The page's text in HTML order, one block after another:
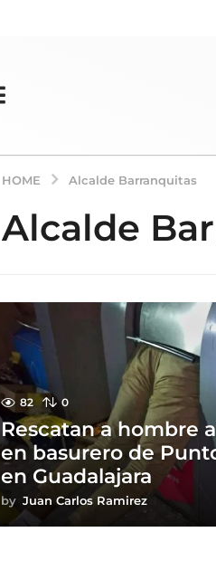
HOME Alcalde Barranquitas
Alcalde
82 0
Rescatan a hombre
en basurero de
en Guadalajara
by Juan Carlos Ramirez